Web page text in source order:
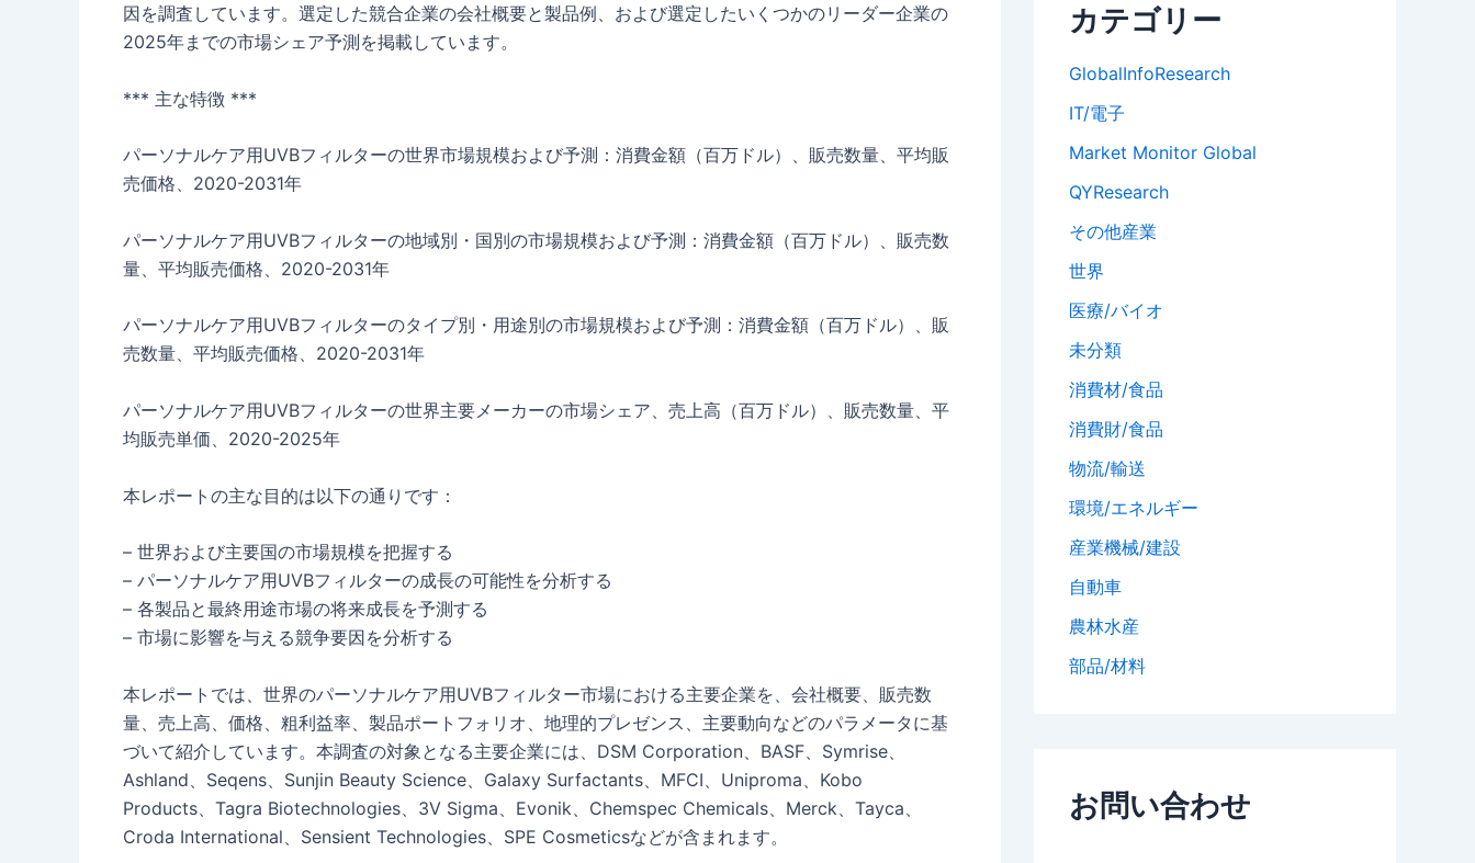
因を調査しています。選定した競合企業の会社概要と製品例、および選定したいくつかのリーダー企業の
2025年までの市場シェア予測を掲載しています。
*** 主な特徴 ***
パーソナルケア用UVBフィルターの世界市場規模および予測：消費金額（百万ドル）、販売数量、平均販
売価格、2020-2031年
パーソナルケア用UVBフィルターの地域別・国別の市場規模および予測：消費金額（百万ドル）、販売数
量、平均販売価格、2020-2031年
パーソナルケア用UVBフィルターのタイプ別・用途別の市場規模および予測：消費金額（百万ドル）、販
売数量、平均販売価格、2020-2031年
パーソナルケア用UVBフィルターの世界主要メーカーの市場シェア、売上高（百万ドル）、販売数量、平
均販売単価、2020-2025年
本レポートの主な目的は以下の通りです：
– 世界および主要国の市場規模を把握する
– パーソナルケア用UVBフィルターの成長の可能性を分析する
– 各製品と最終用途市場の将来成長を予測する
– 市場に影響を与える競争要因を分析する
本レポートでは、世界のパーソナルケア用UVBフィルター市場における主要企業を、会社概要、販売数
量、売上高、価格、粗利益率、製品ポートフォリオ、地理的プレゼンス、主要動向などのパラメータに基
づいて紹介しています。本調査の対象となる主要企業には、DSM Corporation、BASF、Symrise、
Ashland、Seqens、Sunjin Beauty Science、Galaxy Surfactants、MFCI、Uniproma、Kobo
Products、Tagra Biotechnologies、3V Sigma、Evonik、Chemspec Chemicals、Merck、Tayca、
Croda International、Sensient Technologies、SPE Cosmeticsなどが含まれます。
カテゴリー
GlobalInfoResearch
IT/電子
Market Monitor Global
QYResearch
その他産業
世界
医療/バイオ
未分類
消費材/食品
消費財/食品
物流/輸送
環境/エネルギー
産業機械/建設
自動車
農林水産
部品/材料
お問い合わせ